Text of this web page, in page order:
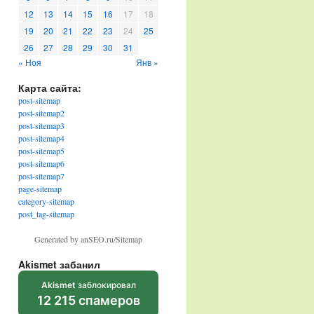
12
13 14 15 16 17
18
19
20 21 22 23 24
25
26
27 28 29 30
31
« Ноя
Янв »
Карта сайта:
post-sitemap
post-sitemap2
post-sitemap3
post-sitemap4
post-sitemap5
post-sitemap6
post-sitemap7
page-sitemap
category-sitemap
post_tag-sitemap
Generated by anSEO.ru/Sitemap
Akismet забанил
Akismet заблокировал
12 215 спамеров